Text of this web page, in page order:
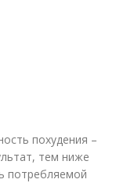
похудения –
тем ниже
потребляемой